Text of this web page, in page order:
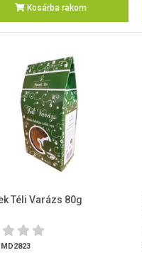
Kosárba rakom
Téli Varázs 80g
MD2823